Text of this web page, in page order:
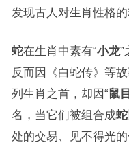
发现古人对生肖性格的
蛇在生肖中素有“小龙”
反而因《白蛇传》等
列生肖之首，却因“鼠
名，当它们被组合成
处的交易、见不得光